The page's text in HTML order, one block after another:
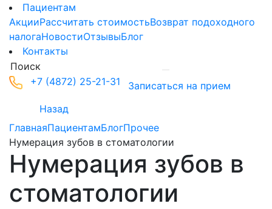
Пациентам
АкцииРассчитать стоимостьВозврат подоходного
налогаНовостиОтзывыБлог
Контакты
+7 (4872) 25-21-31
Записаться на прием
Назад
ГлавнаяПациентамБлогПрочее
Нумерация зубов в стоматологии
Нумерация зубов в
стоматологии